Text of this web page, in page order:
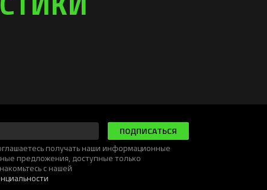
ПОДПИСАТЬСЯ
получать наши информационные
предложения, доступные только
с нашей